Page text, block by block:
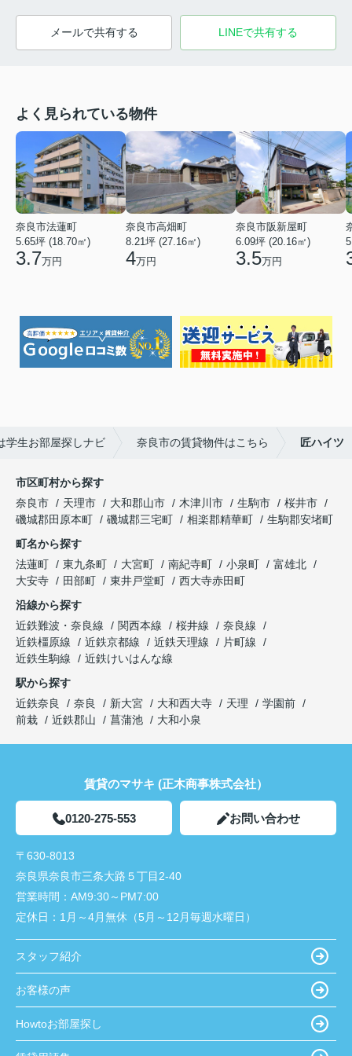
メールで共有する LINEで共有する
よく見られている物件
奈良市法蓮町
5.65坪 (18.70㎡)
3.7万円
奈良市高畑町
8.21坪 (27.16㎡)
4万円
奈良市阪新屋町
6.09坪 (20.16㎡)
3.5万円
学生お部屋探しナビ 奈良市の賃貸物件はこちら 匠ハイツ
市区町村から探す
奈良市
天理市 大和郡山市 木津川市 生駒市
桜井市
磯城郡田原本町
磯城郡三宅町 相楽郡精華町
生駒郡安堵町
町名から探す
法蓮町
東九条町 大宮町 南紀寺町 小泉町
富雄北
大安寺
田部町 東井戸堂町
西大寺赤田町
沿線から探す
近鉄難波・奈良線
関西本線 桜井線
奈良線
近鉄橿原線
近鉄京都線 近鉄天理線
片町線
近鉄生駒線
近鉄けいはんな線
駅から探す
近鉄奈良
奈良 新大宮 大和西大寺 天理
学園前
前栽
近鉄郡山 菖蒲池 大和小泉
賃貸のマサキ (正木商事株式会社）
0120-275-553 お問い合わせ
〒630-8013
奈良県奈良市三条大路５丁目2-40
営業時間： AM9:30～PM7:00
定休日： 1月～4月無休（5月～12月毎週水曜日）
スタッフ紹介
お客様の声
Howtoお部屋探し